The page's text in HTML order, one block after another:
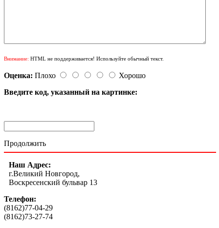
Внимание: HTML не поддерживается! Используйте обычный текст.
Оценка: Плохо
Хорошо
Введите код, указанный на картинке:
Продолжить
Наш Адрес:
г.Великий Новгород,
Воскресенский бульвар 13
Телефон:
(8162)77-04-29
(8162)73-27-74